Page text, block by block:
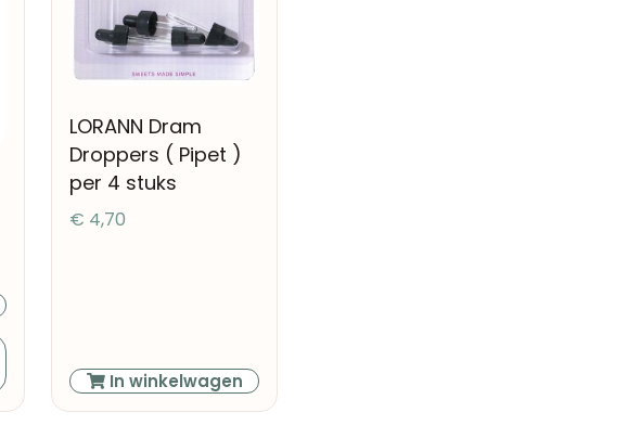
LORANN Dram
Droppers ( Pipet )
per 4 stuks
€ 4,70
In winkelwagen